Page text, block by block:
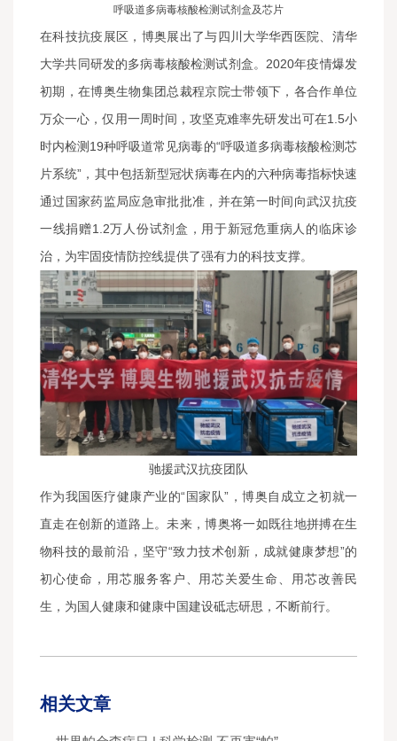
呼吸道多病毒核酸检测试剂盒及芯片
在科技抗疫展区，博奥展出了与四川大学华西医院、清华
大学共同研发的多病毒核酸检测试剂盒。2020年疫情爆发
初期，在博奥生物集团总裁程京院士带领下，各合作单位
万众一心，仅用一周时间，攻坚克难率先研发出可在1.5小
时内检测19种呼吸道常见病毒的“呼吸道多病毒核酸检测芯
片系统”，其中包括新型冠状病毒在内的六种病毒指标快速
通过国家药监局应急审批批准，并在第一时间向武汉抗疫
一线捐赠1.2万人份试剂盒，用于新冠危重病人的临床诊
治，为牢固疫情防控线提供了强有力的科技支撑。
驰援武汉抗疫团队
作为我国医疗健康产业的“国家队”，博奥自成立之初就一
直走在创新的道路上。未来，博奥将一如既往地拼搏在生
物科技的最前沿，坚守“致力技术创新，成就健康梦想”的
初心使命，用芯服务客户、用芯关爱生命、用芯改善民
生，为国人健康和健康中国建设砥志研思，不断前行。
相关文章